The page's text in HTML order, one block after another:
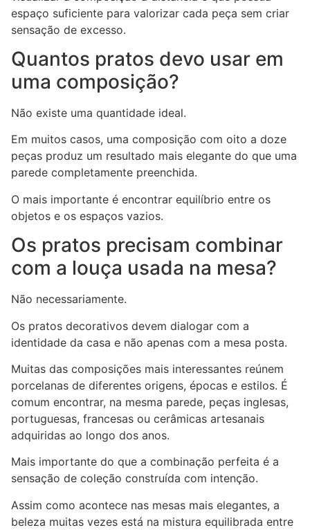
espaço suficiente para valorizar cada peça sem criar
sensação de excesso.
Quantos pratos devo usar em
uma composição?
Não existe uma quantidade ideal.
Em muitos casos, uma composição com oito a doze
peças produz um resultado mais elegante do que uma
parede completamente preenchida.
O mais importante é encontrar equilíbrio entre os
objetos e os espaços vazios.
Os pratos precisam combinar
com a louça usada na mesa?
Não necessariamente.
Os pratos decorativos devem dialogar com a
identidade da casa e não apenas com a mesa posta.
Muitas das composições mais interessantes reúnem
porcelanas de diferentes origens, épocas e estilos. É
comum encontrar, na mesma parede, peças inglesas,
portuguesas, francesas ou cerâmicas artesanais
adquiridas ao longo dos anos.
Mais importante do que a combinação perfeita é a
sensação de coleção construída com intenção.
Assim como acontece nas mesas mais elegantes, a
beleza muitas vezes está na mistura equilibrada entre